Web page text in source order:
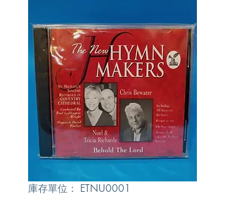
庫存單位： ETNU0001